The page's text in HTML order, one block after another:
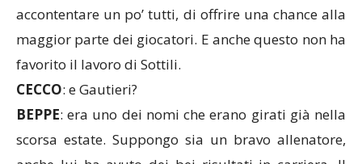
accontentare un po’ tutti, di offrire una chance alla
maggior parte dei giocatori. E anche questo non ha
favorito il lavoro di Sottili.
CECCO: e Gautieri?
BEPPE: era uno dei nomi che erano girati già nella
scorsa estate. Suppongo sia un bravo allenatore,